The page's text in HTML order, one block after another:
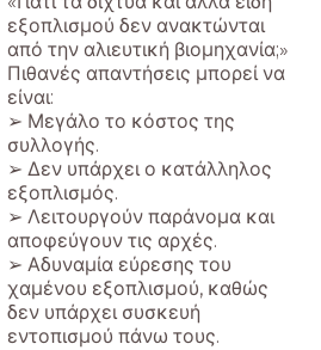
εξοπλισμού δεν ανακτώνται
από την αλιευτική βιομηχανία;»
Πιθανές απαντήσεις μπορεί να
είναι:
➢ Μεγάλο το κόστος της
συλλογής.
➢ Δεν υπάρχει ο κατάλληλος
εξοπλισμός.
➢ Λειτουργούν παράνομα και
αποφεύγουν τις αρχές.
➢ Αδυναμία εύρεσης του
χαμένου εξοπλισμού, καθώς
δεν υπάρχει συσκευή
εντοπισμού πάνω τους.